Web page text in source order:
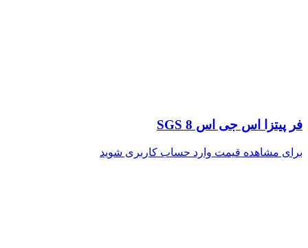
فر پیتزا اس جی اس SGS 8
برای مشاهده قیمت وارد حساب کاربری شوید